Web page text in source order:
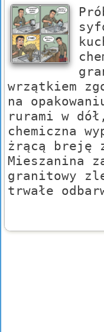
wrzątkiem
na
rurami w
chemiczna
żrącą breję
Mieszanina
granitowy
trwałe